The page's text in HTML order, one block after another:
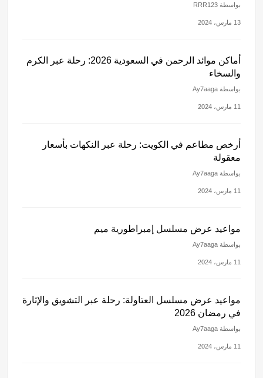
بواسطة RRR123
13 مارس، 2024
أماكن موائد الرحمن في السعودية 2026: رحلة عبر الكرم
والسخاء
بواسطة Ay7aaga
11 مارس، 2024
أرخص مطاعم في الكويت: رحلة عبر النكهات بأسعار
معقولة
بواسطة Ay7aaga
11 مارس، 2024
مواعيد عرض مسلسل إمبراطورية ميم
بواسطة Ay7aaga
11 مارس، 2024
مواعيد عرض مسلسل العتاولة: رحلة عبر التشويق والإثارة
في رمضان 2026
بواسطة Ay7aaga
11 مارس، 2024